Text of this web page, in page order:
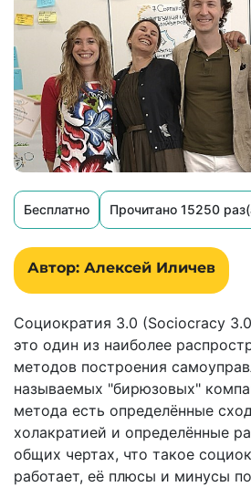
Бесплатно Прочитано 15250
Автор: Алексей Иличев
Cоциократия 3.0 (Sociocracy
это один из наиболее
методов построения
называемых "бирюзовых"
метода есть определённые
холакратией и определённые
общих чертах, что такое
работает, её плюсы и минусы